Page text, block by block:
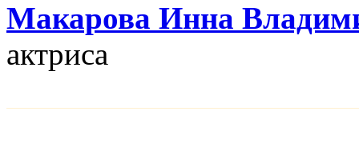
Макарова Инна
актриса